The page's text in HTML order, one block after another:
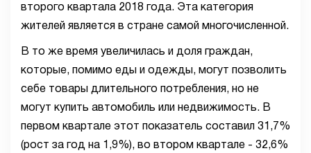
второго квартала 2018 года. Эта категория
жителей является в стране самой многочисленной.
В то же время увеличилась и доля граждан,
которые, помимо еды и одежды, могут позволить
себе товары длительного потребления, но не
могут купить автомобиль или недвижимость. В
первом квартале этот показатель составил 31,7%
(рост за год на 1,9%), во втором квартале - 32,6%